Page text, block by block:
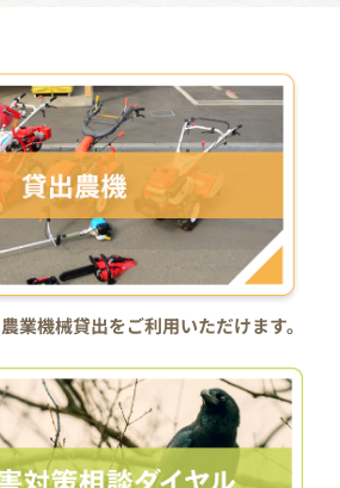
農業機械貸出をご利用いただけます。